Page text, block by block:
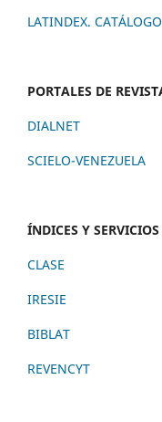
LATINDEX.
PORTALES DE
DIALNET
SCIELO-VENEZUELA
ÍNDICES Y
CLASE
IRESIE
BIBLAT
REVENCYT